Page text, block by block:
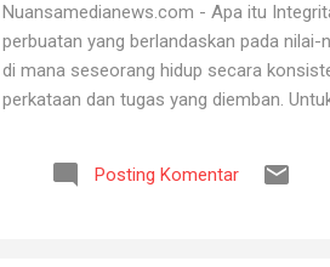
Nuansamedianews.com - Apa itu
perbuatan yang berlandaskan pada
di mana seseorang hidup secara
perkataan dan tugas yang diemban.
lutut merelakan integritasnya hancur.
bersih atau baik. Seorang muslim, iman
Posting Komentar